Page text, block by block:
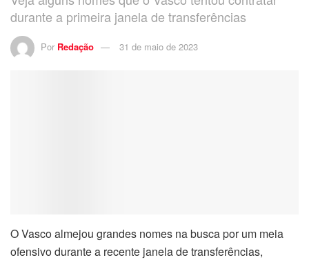
durante a primeira janela de transferências
Por Redação 31 de maio de 2023
O Vasco almejou grandes nomes na busca por um meia
ofensivo durante a recente janela de transferências,